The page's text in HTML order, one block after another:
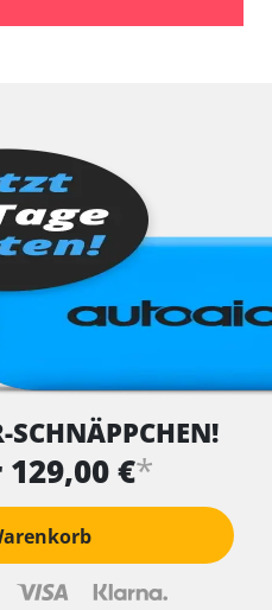
SCHNÄPPCHEN!
€*